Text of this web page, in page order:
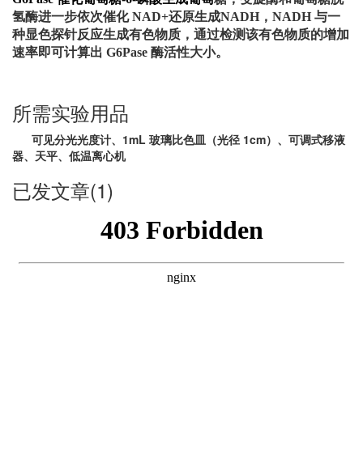
氢酶进一步依次催化 NAD+还原生成NADH，NADH 与一
种显色探针反应生成有色物质，通过检测该有色物质的增加
速率即可计算出 G6Pase 酶活性大小。
所需实验用品
可见分光光度计、1mL 玻璃比色皿（光径 1cm）、可调式移液
器、天平、低温离心机
已发文章(1)